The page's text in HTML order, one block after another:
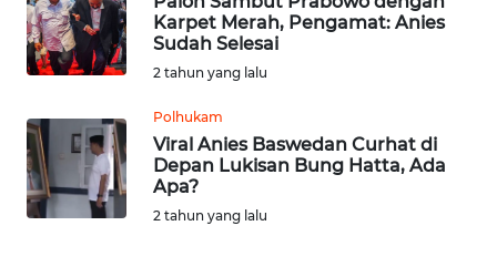
Karpet Merah, Pengamat: Anies
Sudah Selesai
2 tahun yang lalu
Polhukam
Viral Anies Baswedan Curhat di
Depan Lukisan Bung Hatta, Ada
Apa?
2 tahun yang lalu
WN
RIAU
WN
SERAMBI
WN